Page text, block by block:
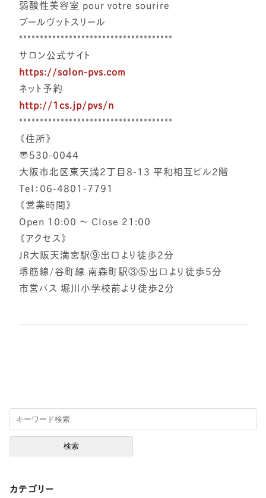
カテゴリー
弱酸性美容室 pour votre sourire
プールヴットスリール
*************************************
サロン公式サイト
https://salon-pvs.com
ネット予約
http://1cs.jp/pvs/n
*************************************
《住所》
〒530-0044
大阪市北区東天満2丁目8-13 平和相互ビル2階
Tel：06-4801-7791
《営業時間》
Open 10:00 ～ Close 21:00
《アクセス》
JR大阪天満宮駅⑨出口より徒歩2分
堺筋線/谷町線 南森町駅③⑤出口より徒歩5分
市営バス 堀川小学校前より徒歩2分